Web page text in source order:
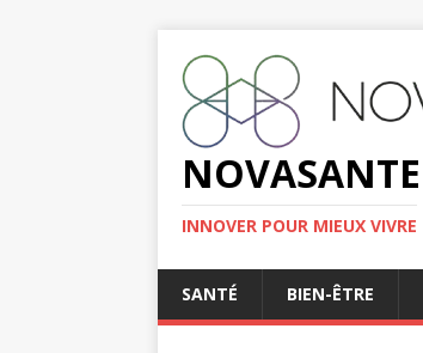
NOVASANTE
INNOVER POUR MIEUX VIVRE
SANTÉ BIEN-ÊTRE